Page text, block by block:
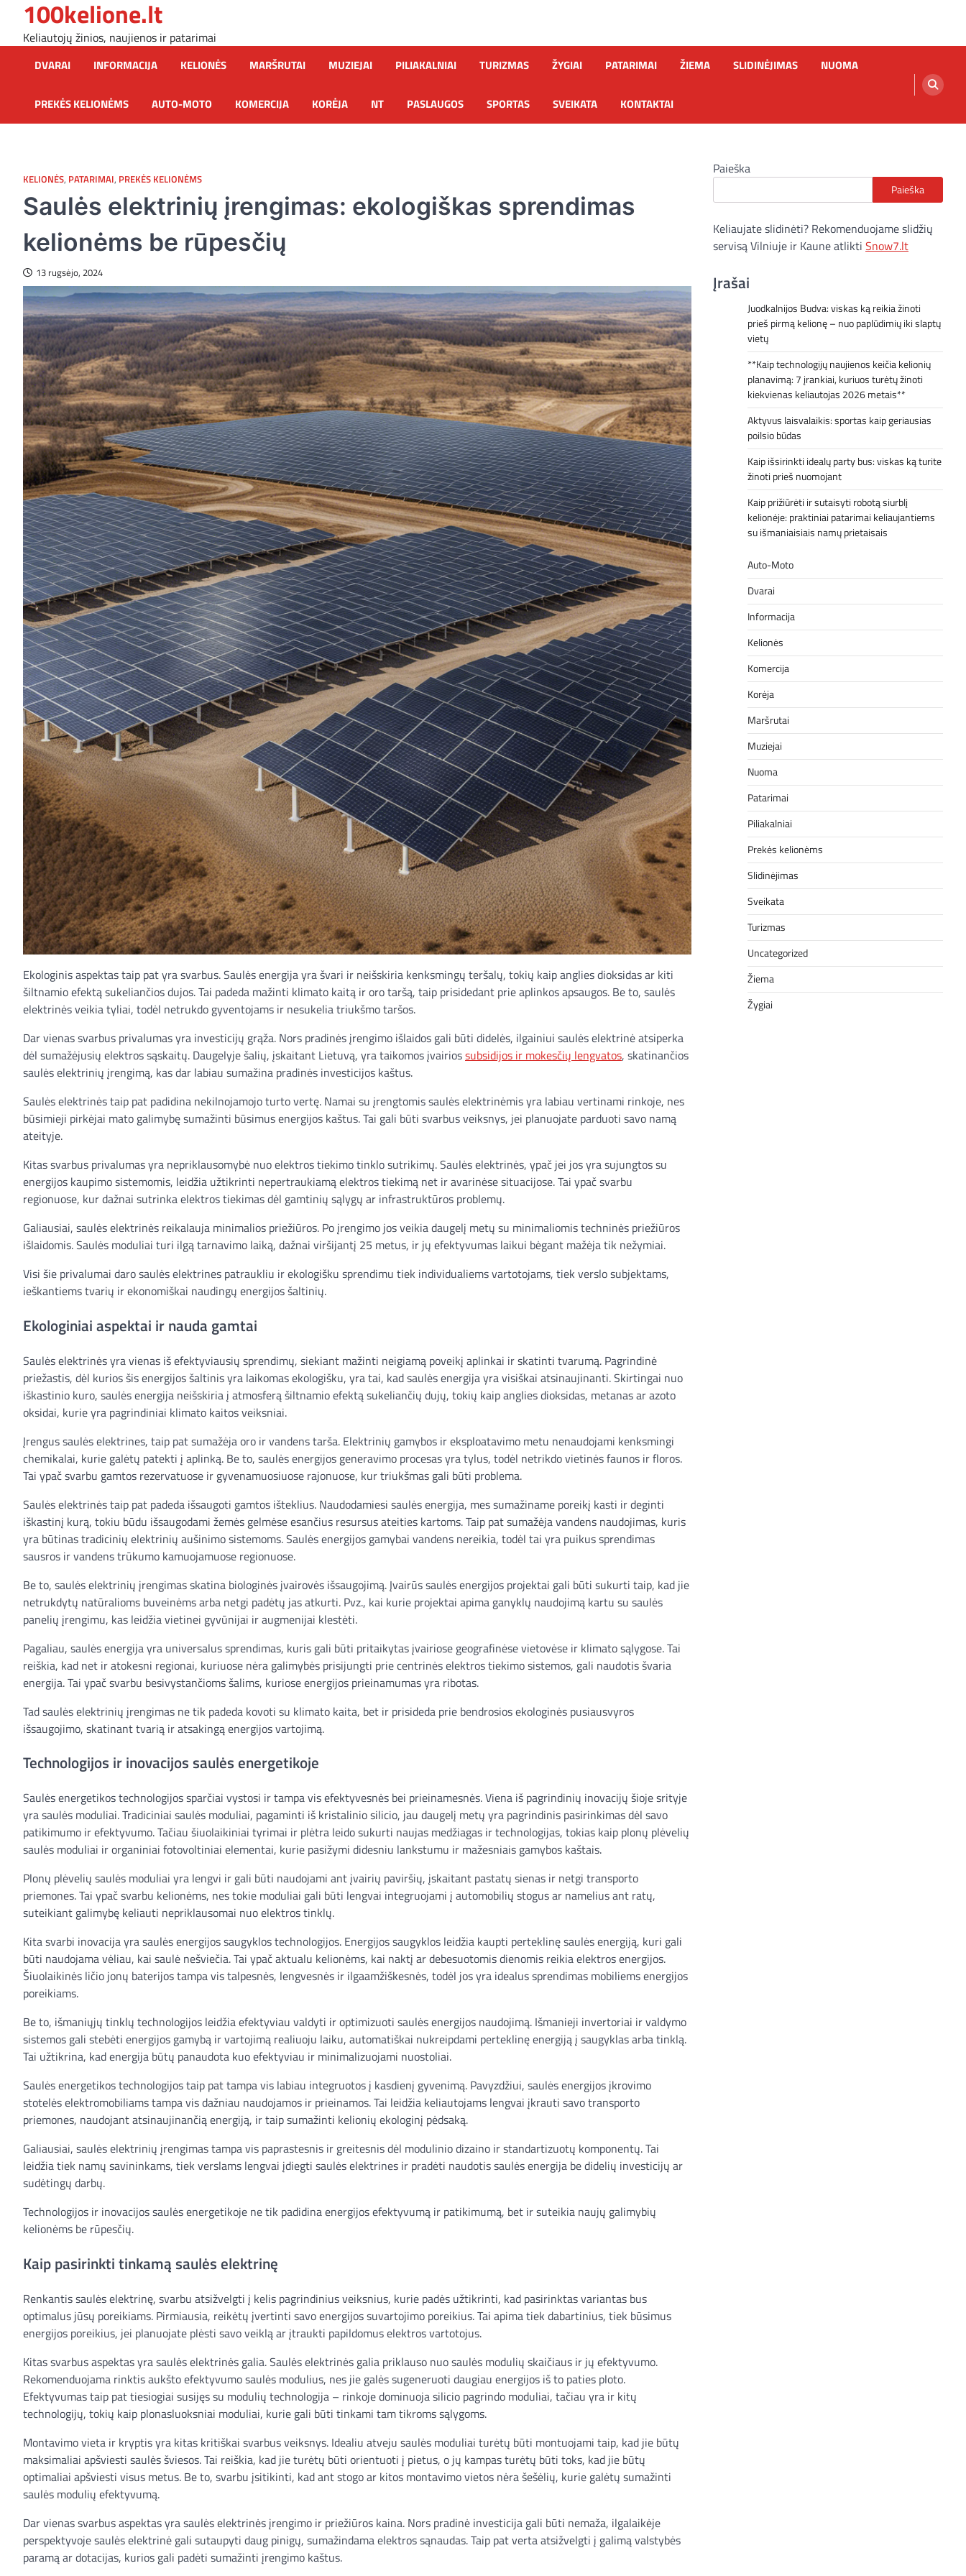
content
100kelione.lt
Keliautojų žinios, naujienos ir patarimai
DVARAI INFORMACIJA KELIONĖS MARŠRUTAI MUZIEJAI PILIAKALNIAI TURIZMAS ŽYGIAI PATARIMAI ŽIEMA SLIDINĖJIMAS NUOMA
PREKĖS KELIONĖMS AUTO-MOTO KOMERCIJA KORĖJA NT PASLAUGOS SPORTAS SVEIKATA KONTAKTAI
KELIONĖS, PATARIMAI, PREKĖS KELIONĖMS
Saulės elektrinių įrengimas: ekologiškas sprendimas
kelionėms be rūpesčių
13 rugsėjo, 2024
Ekologinis aspektas taip pat yra svarbus. Saulės energija yra švari ir neišskiria kenksmingų teršalų, tokių kaip anglies dioksidas ar kiti
šiltnamio efektą sukeliančios dujos. Tai padeda mažinti klimato kaitą ir oro taršą, taip prisidedant prie aplinkos apsaugos. Be to, saulės
elektrinės veikia tyliai, todėl netrukdo gyventojams ir nesukelia triukšmo taršos.
Dar vienas svarbus privalumas yra investicijų grąža. Nors pradinės įrengimo išlaidos gali būti didelės, ilgainiui saulės elektrinė atsiperka
dėl sumažėjusių elektros sąskaitų. Daugelyje šalių, įskaitant Lietuvą, yra taikomos įvairiossubsidijos ir mokesčių lengvatos, skatinančios
saulės elektrinių įrengimą, kas dar labiau sumažina pradinės investicijos kaštus.
Saulės elektrinės taip pat padidina nekilnojamojo turto vertę. Namai su įrengtomis saulės elektrinėmis yra labiau vertinami rinkoje, nes
būsimieji pirkėjai mato galimybę sumažinti būsimus energijos kaštus. Tai gali būti svarbus veiksnys, jei planuojate parduoti savo namą
ateityje.
Kitas svarbus privalumas yra nepriklausomybė nuo elektros tiekimo tinklo sutrikimų. Saulės elektrinės, ypač jei jos yra sujungtos su
energijos kaupimo sistemomis, leidžia užtikrinti nepertraukiamą elektros tiekimą net ir avarinėse situacijose. Tai ypač svarbu
regionuose, kur dažnai sutrinka elektros tiekimas dėl gamtinių sąlygų ar infrastruktūros problemų.
Galiausiai, saulės elektrinės reikalauja minimalios priežiūros. Po įrengimo jos veikia daugelį metų su minimaliomis techninės priežiūros
išlaidomis. Saulės moduliai turi ilgą tarnavimo laiką, dažnai viršijantį 25 metus, ir jų efektyvumas laikui bėgant mažėja tik nežymiai.
Visi šie privalumai daro saulės elektrines patraukliu ir ekologišku sprendimu tiek individualiems vartotojams, tiek verslo subjektams,
ieškantiems tvarių ir ekonomiškai naudingų energijos šaltinių.
Ekologiniai aspektai ir nauda gamtai
Saulės elektrinės yra vienas iš efektyviausių sprendimų, siekiant mažinti neigiamą poveikį aplinkai ir skatinti tvarumą. Pagrindinė
priežastis, dėl kurios šis energijos šaltinis yra laikomas ekologišku, yra tai, kad saulės energija yra visiškai atsinaujinanti. Skirtingai nuo
iškastinio kuro, saulės energija neišskiria į atmosferą šiltnamio efektą sukeliančių dujų, tokių kaip anglies dioksidas, metanas ar azoto
oksidai, kurie yra pagrindiniai klimato kaitos veiksniai.
Įrengus saulės elektrines, taip pat sumažėja oro ir vandens tarša. Elektrinių gamybos ir eksploatavimo metu nenaudojami kenksmingi
chemikalai, kurie galėtų patekti į aplinką. Be to, saulės energijos generavimo procesas yra tylus, todėl netrikdo vietinės faunos ir floros.
Tai ypač svarbu gamtos rezervatuose ir gyvenamuosiuose rajonuose, kur triukšmas gali būti problema.
Saulės elektrinės taip pat padeda išsaugoti gamtos išteklius. Naudodamiesi saulės energija, mes sumažiname poreikį kasti ir deginti
iškastinį kurą, tokiu būdu išsaugodami žemės gelmėse esančius resursus ateities kartoms. Taip pat sumažėja vandens naudojimas, kuris
yra būtinas tradicinių elektrinių aušinimo sistemoms. Saulės energijos gamybai vandens nereikia, todėl tai yra puikus sprendimas
sausros ir vandens trūkumo kamuojamuose regionuose.
Be to, saulės elektrinių įrengimas skatina biologinės įvairovės išsaugojimą. Įvairūs saulės energijos projektai gali būti sukurti taip, kad jie
netrukdytų natūralioms buveinėms arba netgi padėtų jas atkurti. Pvz., kai kurie projektai apima ganyklų naudojimą kartu su saulės
panelių įrengimu, kas leidžia vietinei gyvūnijai ir augmenijai klestėti.
Pagaliau, saulės energija yra universalus sprendimas, kuris gali būti pritaikytas įvairiose geografinėse vietovėse ir klimato sąlygose. Tai
reiškia, kad net ir atokesni regionai, kuriuose nėra galimybės prisijungti prie centrinės elektros tiekimo sistemos, gali naudotis švaria
energija. Tai ypač svarbu besivystančioms šalims, kuriose energijos prieinamumas yra ribotas.
Tad saulės elektrinių įrengimas ne tik padeda kovoti su klimato kaita, bet ir prisideda prie bendrosios ekologinės pusiausvyros
išsaugojimo, skatinant tvarią ir atsakingą energijos vartojimą.
Technologijos ir inovacijos saulės energetikoje
Saulės energetikos technologijos sparčiai vystosi ir tampa vis efektyvesnės bei prieinamesnės. Viena iš pagrindinių inovacijų šioje srityje
yra saulės moduliai. Tradiciniai saulės moduliai, pagaminti iš kristalinio silicio, jau daugelį metų yra pagrindinis pasirinkimas dėl savo
patikimumo ir efektyvumo. Tačiau šiuolaikiniai tyrimai ir plėtra leido sukurti naujas medžiagas ir technologijas, tokias kaip plonų plėvelių
saulės moduliai ir organiniai fotovoltiniai elementai, kurie pasižymi didesniu lankstumu ir mažesniais gamybos kaštais.
Plonų plėvelių saulės moduliai yra lengvi ir gali būti naudojami ant įvairių paviršių, įskaitant pastatų sienas ir netgi transporto
priemones. Tai ypač svarbu kelionėms, nes tokie moduliai gali būti lengvai integruojami į automobilių stogus ar namelius ant ratų,
suteikiant galimybę keliauti nepriklausomai nuo elektros tinklų.
Kita svarbi inovacija yra saulės energijos saugyklos technologijos. Energijos saugyklos leidžia kaupti perteklinę saulės energiją, kuri gali
būti naudojama vėliau, kai saulė nešviečia. Tai ypač aktualu kelionėms, kai naktį ar debesuotomis dienomis reikia elektros energijos.
Šiuolaikinės ličio jonų baterijos tampa vis talpesnės, lengvesnės ir ilgaamžiškesnės, todėl jos yra idealus sprendimas mobiliems energijos
poreikiams.
Be to, išmaniųjų tinklų technologijos leidžia efektyviau valdyti ir optimizuoti saulės energijos naudojimą. Išmanieji invertoriai ir valdymo
sistemos gali stebėti energijos gamybą ir vartojimą realiuoju laiku, automatiškai nukreipdami perteklinę energiją į saugyklas arba tinklą.
Tai užtikrina, kad energija būtų panaudota kuo efektyviau ir minimalizuojami nuostoliai.
Saulės energetikos technologijos taip pat tampa vis labiau integruotos į kasdienį gyvenimą. Pavyzdžiui, saulės energijos įkrovimo
stotelės elektromobiliams tampa vis dažniau naudojamos ir prieinamos. Tai leidžia keliautojams lengvai įkrauti savo transporto
priemones, naudojant atsinaujinančią energiją, ir taip sumažinti kelionių ekologinį pėdsaką.
Galiausiai, saulės elektrinių įrengimas tampa vis paprastesnis ir greitesnis dėl modulinio dizaino ir standartizuotų komponentų. Tai
leidžia tiek namų savininkams, tiek verslams lengvai įdiegti saulės elektrines ir pradėti naudotis saulės energija be didelių investicijų ar
sudėtingų darbų.
Technologijos ir inovacijos saulės energetikoje ne tik padidina energijos efektyvumą ir patikimumą, bet ir suteikia naujų galimybių
kelionėms be rūpesčių.
Kaip pasirinkti tinkamą saulės elektrinę
Renkantis saulės elektrinę, svarbu atsižvelgti į kelis pagrindinius veiksnius, kurie padės užtikrinti, kad pasirinktas variantas bus
optimalus jūsų poreikiams. Pirmiausia, reikėtų įvertinti savo energijos suvartojimo poreikius. Tai apima tiek dabartinius, tiek būsimus
energijos poreikius, jei planuojate plėsti savo veiklą ar įtraukti papildomus elektros vartotojus.
Kitas svarbus aspektas yra saulės elektrinės galia. Saulės elektrinės galia priklauso nuo saulės modulių skaičiaus ir jų efektyvumo.
Rekomenduojama rinktis aukšto efektyvumo saulės modulius, nes jie galės sugeneruoti daugiau energijos iš to paties ploto.
Efektyvumas taip pat tiesiogiai susijęs su modulių technologija – rinkoje dominuoja silicio pagrindo moduliai, tačiau yra ir kitų
technologijų, tokių kaip plonasluoksniai moduliai, kurie gali būti tinkami tam tikroms sąlygoms.
Montavimo vieta ir kryptis yra kitas kritiškai svarbus veiksnys. Idealiu atveju saulės moduliai turėtų būti montuojami taip, kad jie būtų
maksimaliai apšviesti saulės šviesos. Tai reiškia, kad jie turėtų būti orientuoti į pietus, o jų kampas turėtų būti toks, kad jie būtų
optimaliai apšviesti visus metus. Be to, svarbu įsitikinti, kad ant stogo ar kitos montavimo vietos nėra šešėlių, kurie galėtų sumažinti
saulės modulių efektyvumą.
Dar vienas svarbus aspektas yra saulės elektrinės įrengimo ir priežiūros kaina. Nors pradinė investicija gali būti nemaža, ilgalaikėje
perspektyvoje saulės elektrinė gali sutaupyti daug pinigų, sumažindama elektros sąnaudas. Taip pat verta atsižvelgti į galimą valstybės
paramą ar dotacijas, kurios gali padėti sumažinti įrengimo kaštus.
Paieška
Paieška
Keliaujate slidinėti? Rekomenduojame slidžių
servisą Vilniuje ir Kaune atlikti Snow7.lt
Įrašai
Juodkalnijos Budva: viskas ką reikia žinoti
prieš pirmą kelionę – nuo paplūdimių iki slaptų
vietų
**Kaip technologijų naujienos keičia kelionių
planavimą: 7 įrankiai, kuriuos turėtų žinoti
kiekvienas keliautojas 2026 metais**
Aktyvus laisvalaikis: sportas kaip geriausias
poilsio būdas
Kaip išsirinkti idealų party bus: viskas ką turite
žinoti prieš nuomojant
Kaip prižiūrėti ir sutaisyti robotą siurblį
kelionėje: praktiniai patarimai keliaujantiems
su išmaniaisiais namų prietaisais
Auto-Moto
Dvarai
Informacija
Kelionės
Komercija
Korėja
Maršrutai
Muziejai
Nuoma
Patarimai
Piliakalniai
Prekės kelionėms
Slidinėjimas
Sveikata
Turizmas
Uncategorized
Žiema
Žygiai